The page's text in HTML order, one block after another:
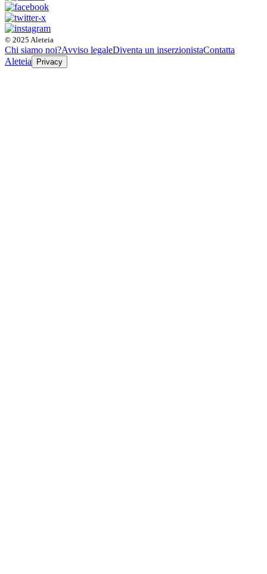
© 2025 Aleteia
Chi siamo noi?Avviso legaleDiventa un inserzionistaContatta
Aleteia
Privacy